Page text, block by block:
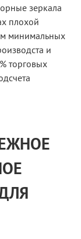
зеркала
плохой
минимальных
и
торговых